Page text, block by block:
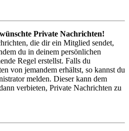
Private Nachrichten!
die dir ein Mitglied sendet,
du in deinem persönlichen
Regel erstellst. Falls du
von jemandem erhältst, so kannst du
melden. Dieser kann dem
verbieten, Private Nachrichten zu